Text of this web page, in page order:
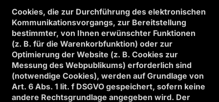
Cookies, die zur Durchführung des elektronischen
Kommunikationsvorgangs, zur Bereitstellung
bestimmter, von Ihnen erwünschter Funktionen
(z. B. für die Warenkorbfunktion) oder zur
Optimierung der Website (z. B. Cookies zur
Messung des Webpublikums) erforderlich sind
(notwendige Cookies), werden auf Grundlage von
Art. 6 Abs. 1 lit. f DSGVO gespeichert, sofern keine
andere Rechtsgrundlage angegeben wird. Der